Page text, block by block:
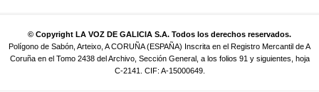
© Copyright LA VOZ DE GALICIA S.A. Todos los derechos reservados.
Polígono de Sabón, Arteixo, A CORUÑA (ESPAÑA) Inscrita en el Registro Mercantil de A
Coruña en el Tomo 2438 del Archivo, Sección General, a los folios 91 y siguientes, hoja
C-2141. CIF: A-15000649.